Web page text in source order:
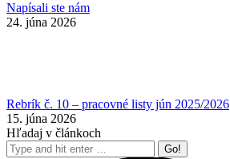
Napísali ste nám
24. júna 2026
Rebrík č. 10 – pracovné listy jún 2025/2026
15. júna 2026
Hľadaj v článkoch
Search: